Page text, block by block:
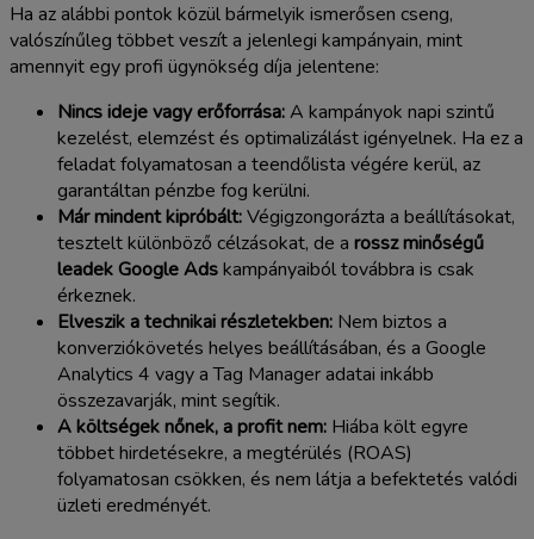
Ha az alábbi pontok közül bármelyik ismerősen cseng,
valószínűleg többet veszít a jelenlegi kampányain, mint
amennyit egy profi ügynökség díja jelentene:
Nincs ideje vagy erőforrása:A kampányok napi szintű
kezelést, elemzést és optimalizálást igényelnek. Ha ez a
feladat folyamatosan a teendőlista végére kerül, az
garantáltan pénzbe fog kerülni.
Már mindent kipróbált:Végigzongorázta a beállításokat,
tesztelt különböző célzásokat, de a rossz minőségű
leadek Google Adskampányaiból továbbra is csak
érkeznek.
Elveszik a technikai részletekben: Nem biztos a
konverziókövetés helyes beállításában, és a Google
Analytics 4 vagy a Tag Manager adatai inkább
összezavarják, mint segítik.
A költségek nőnek, a profit nem: Hiába költ egyre
többet hirdetésekre, a megtérülés (ROAS)
folyamatosan csökken, és nem látja a befektetés valódi
üzleti eredményét.